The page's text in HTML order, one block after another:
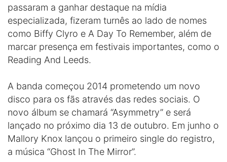
passaram a ganhar destaque na mídia
especializada, fizeram turnês ao lado de nomes
como Biffy Clyro e A Day To Remember, além de
marcar presença em festivais importantes, como o
Reading And Leeds.
A banda começou 2014 prometendo um novo
disco para os fãs através das redes sociais. O
novo álbum se chamará “Asymmetry” e será
lançado no próximo dia 13 de outubro. Em junho o
Mallory Knox lançou o primeiro single do registro,
a música “Ghost In The Mirror”.